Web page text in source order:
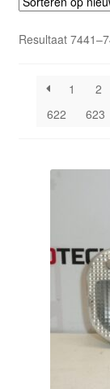
Kassa
Privacybeleid
Wereldwijde
Resultaat
1
2
622
623